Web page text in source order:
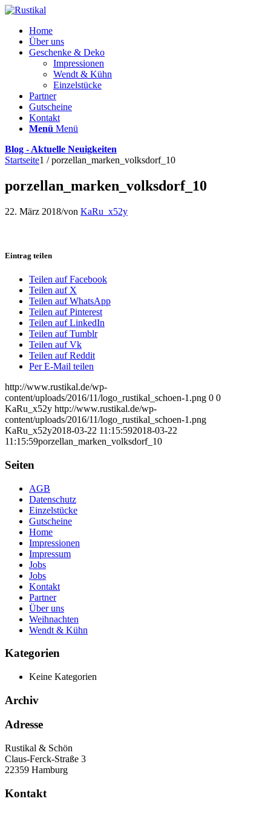
Home
Über uns
Geschenke & Deko
Impressionen
Wendt & Kühn
Einzelstücke
Partner
Gutscheine
Kontakt
Menü Menü
Blog - Aktuelle Neuigkeiten
Startseite1 / porzellan_marken_volksdorf_10
porzellan_marken_volksdorf_10
22. März 2018/von KaRu_x52y
Eintrag teilen
Teilen auf Facebook
Teilen auf X
Teilen auf WhatsApp
Teilen auf Pinterest
Teilen auf LinkedIn
Teilen auf Tumblr
Teilen auf Vk
Teilen auf Reddit
Per E-Mail teilen
http://www.rustikal.de/wp-
content/uploads/2016/11/logo_rustikal_schoen-1.png 0 0
KaRu_x52y http://www.rustikal.de/wp-
content/uploads/2016/11/logo_rustikal_schoen-1.png
KaRu_x52y2018-03-22 11:15:592018-03-22
11:15:59porzellan_marken_volksdorf_10
Seiten
AGB
Datenschutz
Einzelstücke
Gutscheine
Home
Impressionen
Impressum
Jobs
Jobs
Kontakt
Partner
Über uns
Weihnachten
Wendt & Kühn
Kategorien
Keine Kategorien
Archiv
Adresse
Rustikal & Schön
Claus-Ferck-Straße 3
22359 Hamburg
Kontakt